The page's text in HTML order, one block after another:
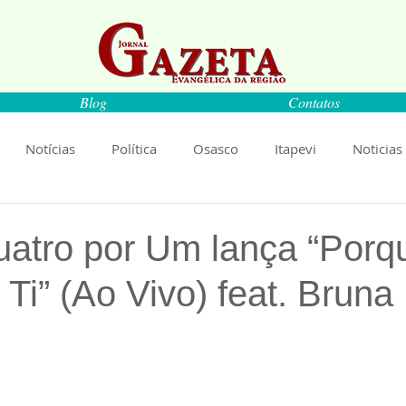
Blog Contatos
Notícias Política Osasco Itapevi Noticias
Ciência Saúde Educação Livro
por Um lança
(Ao Vivo) feat. Bruna
5 estrelas.